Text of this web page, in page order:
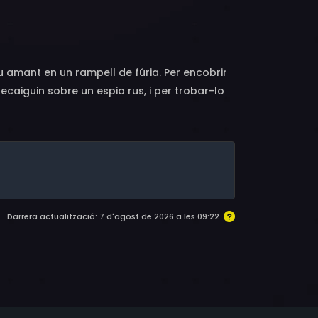
Michael Shillo, Nicholas Worth, Leo Geter,
Charles Walker, June Chandler,
amant en un rampell de fúria. Per encobrir
sobre un espia rus, i per trobar-lo
que la investigació avança, Farrell
ell i que la seva vida corre perill.
Darrera actualització: 7 d'agost de 2026 a les 09:22